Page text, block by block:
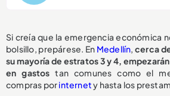
Si creía que la emergencia económica
bolsillo, prepárese. En Medellín,cerca
su mayoría de estratos 3 y 4,
en gastos tan comunes como el
compras porinternety hasta los